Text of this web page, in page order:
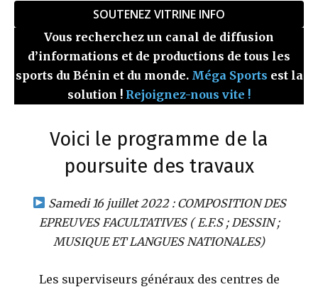
SOUTENEZ VITRINE INFO
Vous recherchez un canal de diffusion
d’informations et de productions de tous les
sports du Bénin et du monde. Méga Sports est la
solution ! Rejoignez-nous vite !
Voici le programme de la
poursuite des travaux
Samedi 16 juillet 2022 : COMPOSITION DES
EPREUVES FACULTATIVES ( E.F.S ; DESSIN ;
MUSIQUE ET LANGUES NATIONALES)
Les superviseurs généraux des centres de